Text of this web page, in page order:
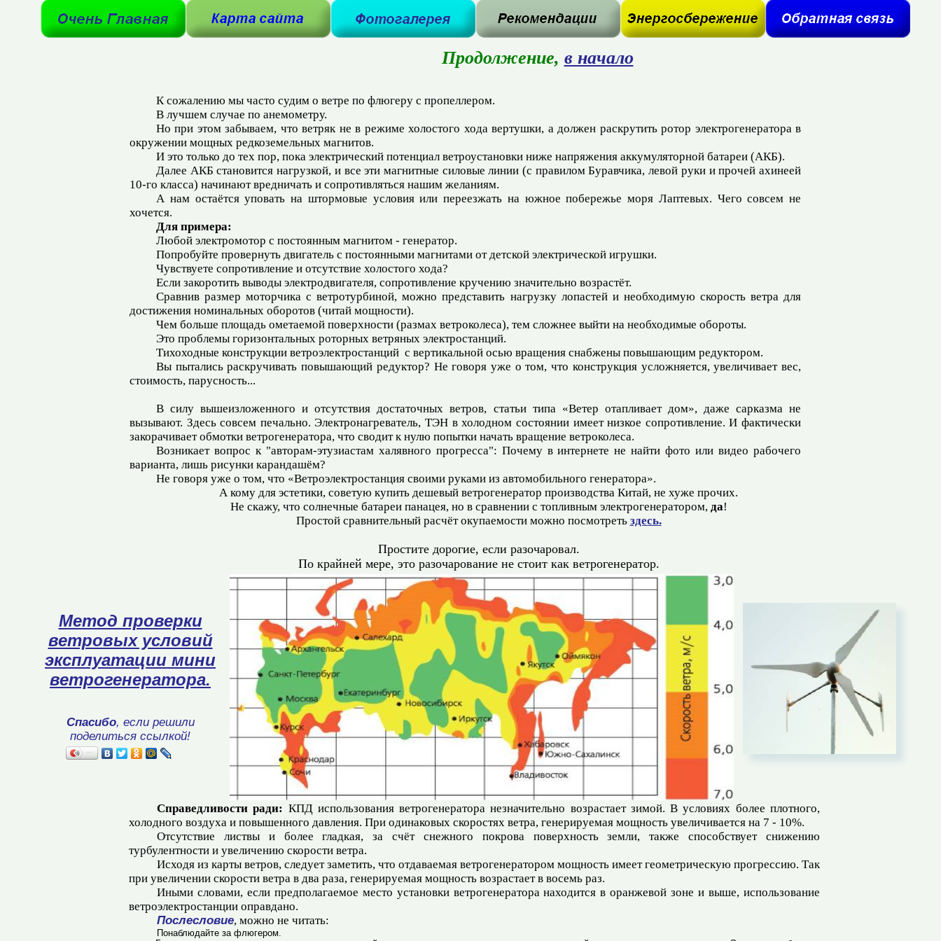
Продолжение, в начало
К сожалению мы часто судим о ветре по флюгеру с пропеллером.
В лучшем случае по анемометру.
Но при этом забываем, что ветряк не в режиме холостого хода вертушки, а должен раскрутить ротор электрогенератора в
окружении мощных редкоземельных магнитов.
И это только до тех пор, пока электрический потенциал ветроустановки ниже напряжения аккумуляторной батареи (АКБ).
Далее АКБ становится нагрузкой, и все эти магнитные силовые линии (с правилом Буравчика, левой руки и прочей ахинеей
10-го класса) начинают вредничать и сопротивляться нашим желаниям.
А нам остаётся уповать на штормовые условия или переезжать на южное побережье моря Лаптевых. Чего совсем не
хочется.
Для примера:
Любой электромотор с постоянным магнитом - генератор.
Попробуйте провернуть двигатель с постоянными магнитами от детской электрической игрушки.
Чувствуете сопротивление и отсутствие холостого хода?
Если закоротить выводы электродвигателя, сопротивление кручению значительно возрастёт.
Сравнив размер моторчика с ветротурбиной, можно представить нагрузку лопастей и необходимую скорость ветра для
достижения номинальных оборотов (читай мощности).
Чем больше площадь ометаемой поверхности (размах ветроколеса), тем сложнее выйти на необходимые обороты.
Это проблемы горизонтальных роторных ветряных электростанций.
Тихоходные конструкции ветроэлектростанций с вертикальной осью вращения снабжены повышающим редуктором.
Вы пытались раскручивать повышающий редуктор? Не говоря уже о том, что конструкция усложняется, увеличивает вес,
стоимость, парусность...
В силу вышеизложенного и отсутствия достаточных ветров, статьи типа «Ветер отапливает дом», даже сарказма не
вызывают. Здесь совсем печально. Электронагреватель, ТЭН в холодном состоянии имеет низкое сопротивление. И фактически
закорачивает обмотки ветрогенератора, что сводит к нулю попытки начать вращение ветроколеса.
Возникает вопрос к "авторам-этузиастам халявного прогресса": Почему в интернете не найти фото или видео рабочего
варианта, лишь рисунки карандашём?
Не говоря уже о том, что «Ветроэлектростанция своими руками из автомобильного генератора».
А кому для эстетики, советую купить дешевый ветрогенератор производства Китай, не хуже прочих.
Не скажу, что солнечные батареи панацея, но в сравнении с топливным электрогенератором, да!
Простой сравнительный расчёт окупаемости можно посмотреть здесь.
Простите дорогие, если разочаровал.
По крайней мере, это разочарование не стоит как ветрогенератор.
Метод проверки
ветровых условий
эксплуатации мини
ветрогенератора.
Спасибо, если решили
поделиться ссылкой!
Справедливости ради: КПД использования ветрогенератора незначительно возрастает зимой. В условиях более плотного,
холодного воздуха и повышенного давления. При одинаковых скоростях ветра, генерируемая мощность увеличивается на 7 - 10%.
Отсутствие листвы и более гладкая, за счёт снежного покрова поверхность земли, также способствует снижению
турбулентности и увеличению скорости ветра.
Исходя из карты ветров, следует заметить, что отдаваемая ветрогенератором мощность имеет геометрическую прогрессию. Так
при увеличении скорости ветра в два раза, генерируемая мощность возрастает в восемь раз.
Иными словами, если предполагаемое место установки ветрогенератора находится в оранжевой зоне и выше, использование
ветроэлектростанции оправдано.
Послесловие, можно не читать:
Понаблюдайте за флюгером.